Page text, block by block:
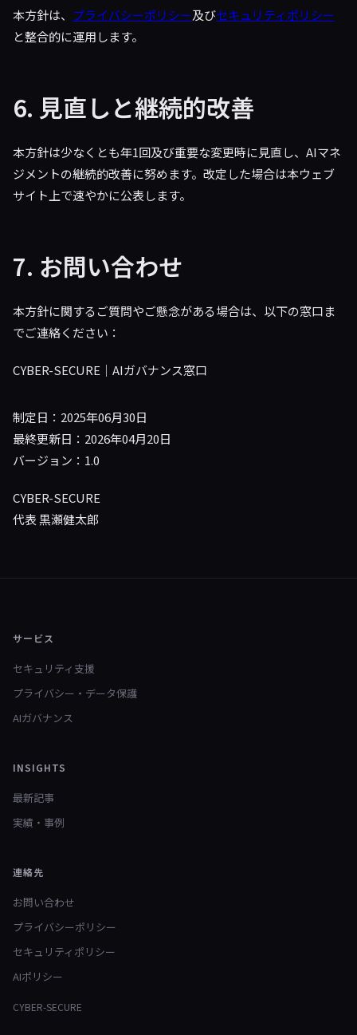
本方針は、 プライバシーポリシー及びセキュリティポリシー
と整合的に運用します。
6. 見直しと継続的改善
本方針は少なくとも年1回及び重要な変更時に見直し、AIマネ
ジメントの継続的改善に努めます。改定した場合は本ウェブ
サイト上で速やかに公表します。
7. お問い合わせ
本方針に関するご質問やご懸念がある場合は、以下の窓口ま
でご連絡ください：
CYBER-SECURE｜AIガバナンス窓口
制定日：2025年06月30日
最終更新日：2026年04月20日
バージョン：1.0
CYBER-SECURE
代表 黒瀬健太郎
サービス
セキュリティ支援
プライバシー・データ保護
AIガバナンス
INSIGHTS
最新記事
実績・事例
連絡先
お問い合わせ
プライバシーポリシー
セキュリティポリシー
AIポリシー
CYBER-SECURE